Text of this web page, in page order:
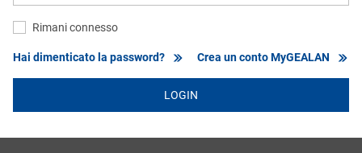
Rimani connesso
Hai dimenticato la password? Crea un conto MyGEALAN
LOGIN